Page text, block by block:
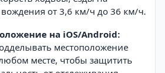
от 3,6 км/ч до 36 км/ч.
на iOS/Android:
местоположение
месте, чтобы защитить